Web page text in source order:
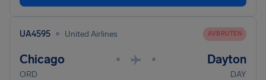
UA4595 • United Airlines AVBRUTEN
Chicago • • Dayton
ORD DAY